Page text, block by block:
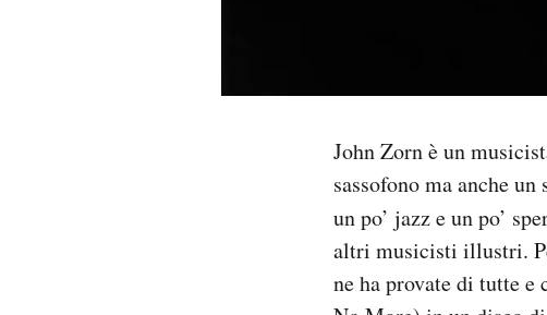
John Zorn è un
sassofono ma anche
un po’ jazz e un po’
altri musicisti illustri.
ne ha provate di tutte e